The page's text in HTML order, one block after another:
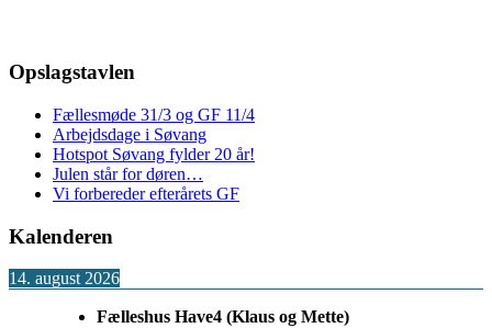
Opslagstavlen
Fællesmøde 31/3 og GF 11/4
Arbejdsdage i Søvang
Hotspot Søvang fylder 20 år!
Julen står for døren…
Vi forbereder efterårets GF
Kalenderen
14. august 2026
Fælleshus Have4 (Klaus og Mette)